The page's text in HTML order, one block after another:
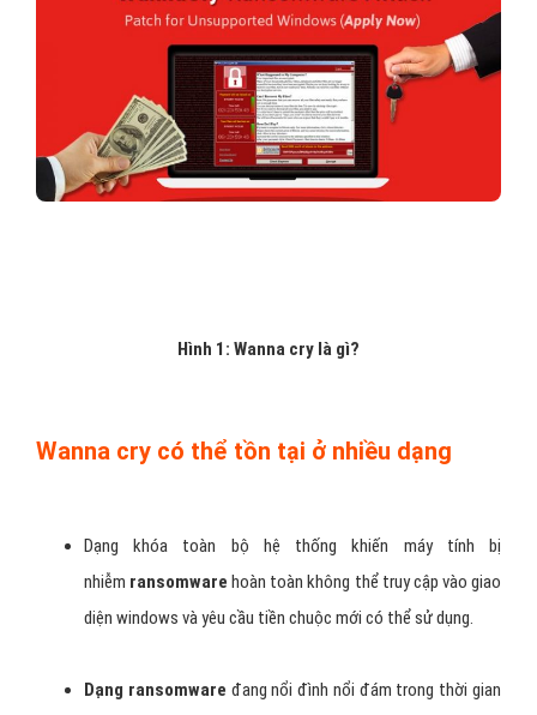
Hình 1: Wanna cry là gì?
Wanna cry có thể tồn tại ở nhiều dạng
Dạng khóa toàn bộ hệ thống khiến máy tính bị
nhiễm ransomware hoàn toàn không thể truy cập vào giao
diện windows và yêu cầu tiền chuộc mới có thể sử dụng.
Dạng ransomware đang nổi đình nổi đám trong thời gian